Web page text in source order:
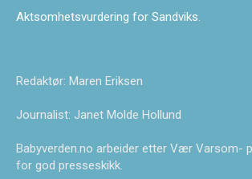
Aktsomhetsvurdering for Sandviks.
Redaktør: Maren Eriksen
Journalist: Janet Molde Hollund
Babyverden.no arbeider etter Vær Varsom-
for god presseskikk.